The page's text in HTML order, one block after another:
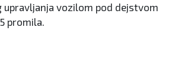
upravljanja vozilom pod dejstvom
promila.